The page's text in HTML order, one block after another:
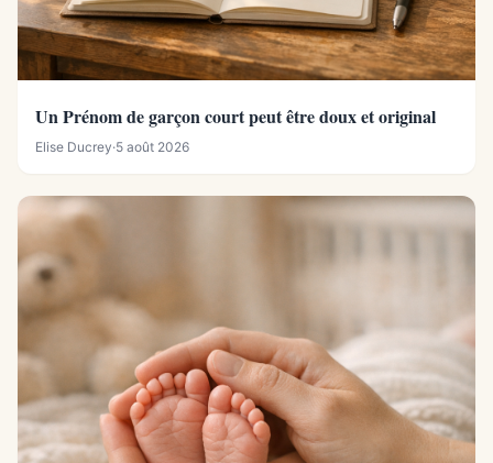
Un Prénom de garçon court peut être doux et original
Elise Ducrey·5 août 2026